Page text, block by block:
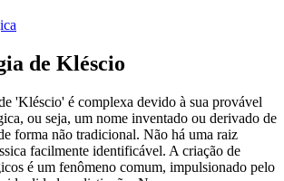
de Kléscio
'Kléscio' é complexa devido à sua provável
ou seja, um nome inventado ou derivado de
forma não tradicional. Não há uma raiz
facilmente identificável. A criação de
é um fenômeno comum, impulsionado pelo